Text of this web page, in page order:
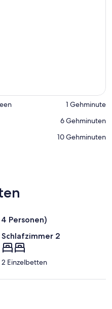
‪1 Gehminute‬
‪6 Gehminuten‬
‪10 Gehminuten‬
Personen)
Schlafzimmer 2
2 Einzelbetten